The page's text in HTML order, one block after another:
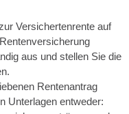
Versichertenrente auf
aus und stellen Sie die
Rentenantrag
Unterlagen entweder: